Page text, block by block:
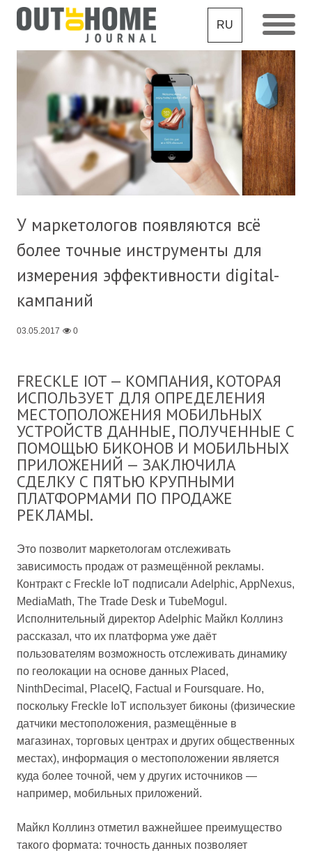
RU
У маркетологов появляются всё
более точные инструменты для
измерения эффективности digital-
кампаний
03.05.2017 0
FRECKLE IOT — КОМПАНИЯ, КОТОРАЯ
ИСПОЛЬЗУЕТ ДЛЯ ОПРЕДЕЛЕНИЯ
МЕСТОПОЛОЖЕНИЯ МОБИЛЬНЫХ
УСТРОЙСТВ ДАННЫЕ, ПОЛУЧЕННЫЕ С
ПОМОЩЬЮ БИКОНОВ И МОБИЛЬНЫХ
ПРИЛОЖЕНИЙ — ЗАКЛЮЧИЛА
СДЕЛКУ С ПЯТЬЮ КРУПНЫМИ
ПЛАТФОРМАМИ ПО ПРОДАЖЕ
РЕКЛАМЫ.
Это позволит маркетологам отслеживать
зависимость продаж от размещённой рекламы.
Контракт с Freckle IoT подписали Adelphic, AppNexus,
MediaMath, The Trade Desk и TubeMogul.
Исполнительный директор Adelphic Майкл Коллинз
рассказал, что их платформа уже даёт
пользователям возможность отслеживать динамику
по геолокации на основе данных Placed,
NinthDecimal, PlaceIQ, Factual и Foursquare. Но,
поскольку Freckle IoT использует биконы (физические
датчики местоположения, размещённые в
магазинах, торговых центрах и других общественных
местах), информация о местоположении является
куда более точной, чем у других источников —
например, мобильных приложений.
Майкл Коллинз отметил важнейшее преимущество
такого формата: точность данных позволяет